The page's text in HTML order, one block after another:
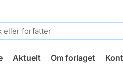
Aktuelt Om forlaget